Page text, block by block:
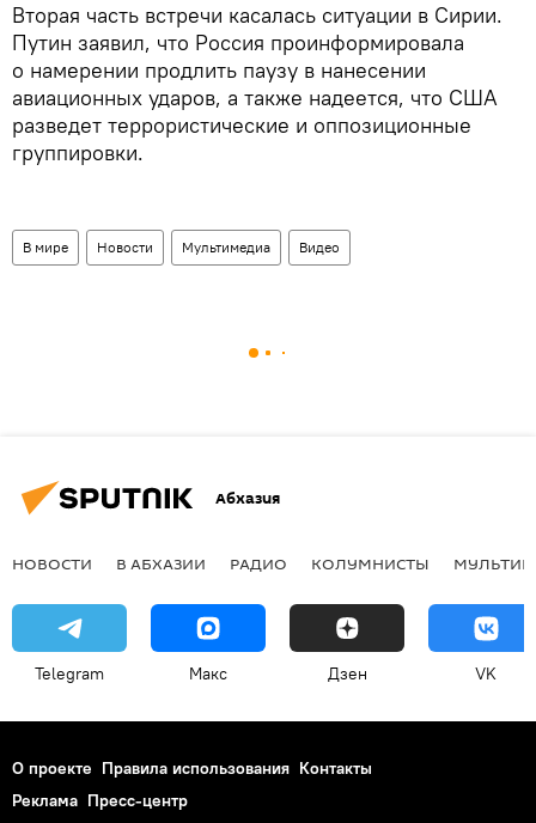
Вторая часть встречи касалась ситуации в Сирии.
Путин заявил, что Россия проинформировала
о намерении продлить паузу в нанесении
авиационных ударов, а также надеется, что США
разведет террористические и оппозиционные
группировки.
В мире Новости Мультимедиа Видео
Абхазия
НОВОСТИ В АБХАЗИИ РАДИО КОЛУМНИСТЫ
Telegram Макс Дзен VK
О проекте Правила использования Контакты
Реклама Пресс-центр